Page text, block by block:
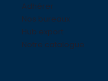
Adhérer
Nos bureaux
Hub export
Notre catalogue